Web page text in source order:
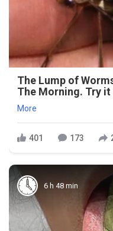
The Lump of
The Morning. Try it
More
401 173
6 h 48 min